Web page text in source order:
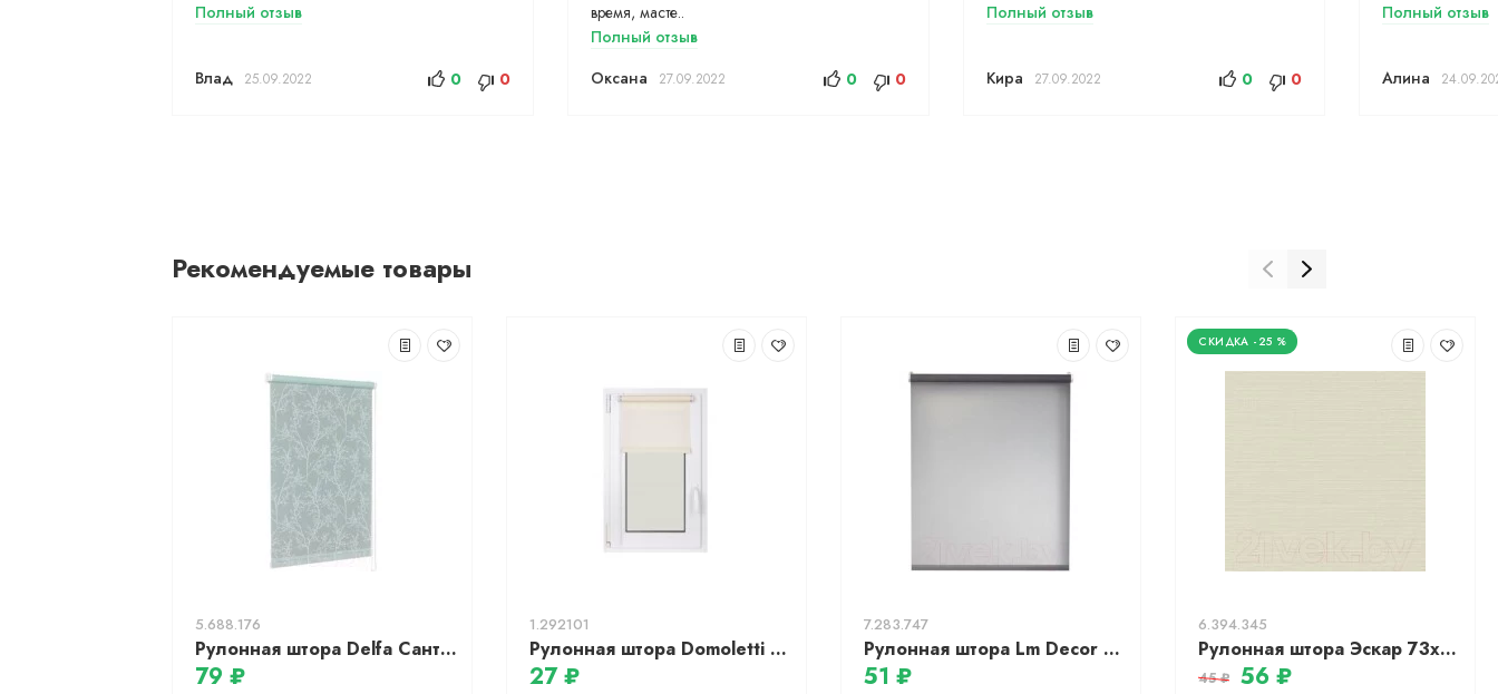
Полный отзыв
Влад 25.09.2022 0 0
время, масте..
Полный отзыв
Оксана
27.09.2022 0 0
Полный отзыв
Кира 27.09.2022 0 0
Полный отзыв
Алина
Рекомендуемые товары
5.688.176
Рулонная штора Delfa Сантайм Глория СРШ-01М 2951 (115x170, эрика)
79 ₽
1.292101
Рулонная штора Domoletti Мини Rainbow 40024, светлый песок, 43x150 см
27 ₽
7.283.747
Рулонная штора Lm Decor Джинс LM 44-03 (90x160)
51 ₽
-25 %
6.394.345
Рулонная штора Эскар 73x170 / 304090731701 (бежевый лен)
45 ₽ 56 ₽